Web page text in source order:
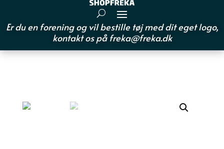
Er du en forening og vil bestille tøj med dit eget logo,
kontakt os på freka@freka.dk